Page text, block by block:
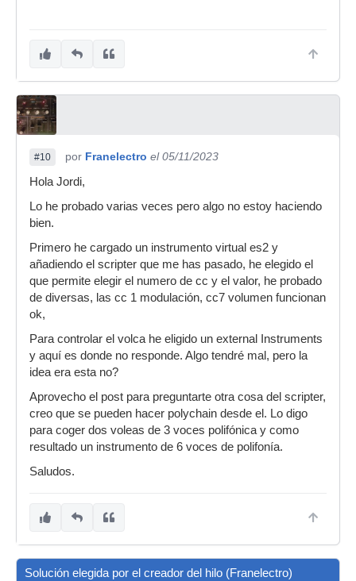
#10 por Franelectro el 05/11/2023
Hola Jordi,
Lo he probado varias veces pero algo no estoy haciendo
bien.
Primero he cargado un instrumento virtual es2 y
añadiendo el scripter que me has pasado, he elegido el
que permite elegir el numero de cc y el valor, he probado
de diversas, las cc 1 modulación, cc7 volumen funcionan
ok,
Para controlar el volca he eligido un external Instruments
y aquí es donde no responde. Algo tendré mal, pero la
idea era esta no?
Aprovecho el post para preguntarte otra cosa del scripter,
creo que se pueden hacer polychain desde el. Lo digo
para coger dos voleas de 3 voces polifónica y como
resultado un instrumento de 6 voces de polifonía.
Saludos.
Solución elegida por el creador del hilo (Franelectro)